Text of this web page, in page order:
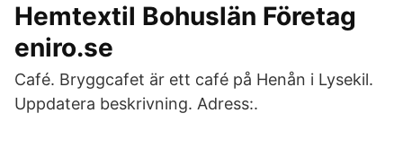
Hemtextil Bohuslän Företag
eniro.se
Café. Bryggcafet är ett café på Henån i Lysekil.
Uppdatera beskrivning. Adress:.